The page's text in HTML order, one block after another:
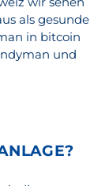
als gesunde
in bitcoin
und